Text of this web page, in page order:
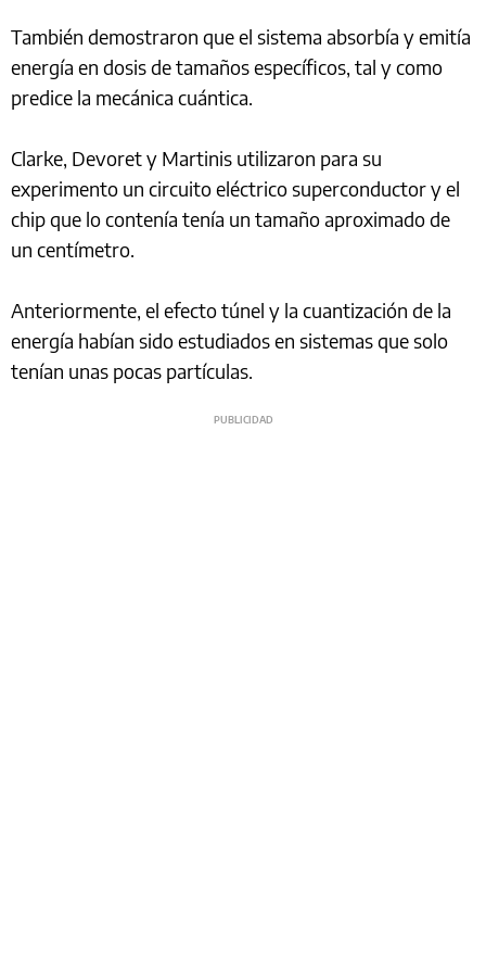
También demostraron que el sistema absorbía y emitía
energía en dosis de tamaños específicos, tal y como
predice la mecánica cuántica.
Clarke, Devoret y Martinis utilizaron para su
experimento un circuito eléctrico superconductor y el
chip que lo contenía tenía un tamaño aproximado de
un centímetro.
Anteriormente, el efecto túnel y la cuantización de la
energía habían sido estudiados en sistemas que solo
tenían unas pocas partículas.